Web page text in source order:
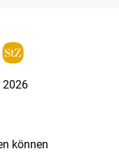
2026
können